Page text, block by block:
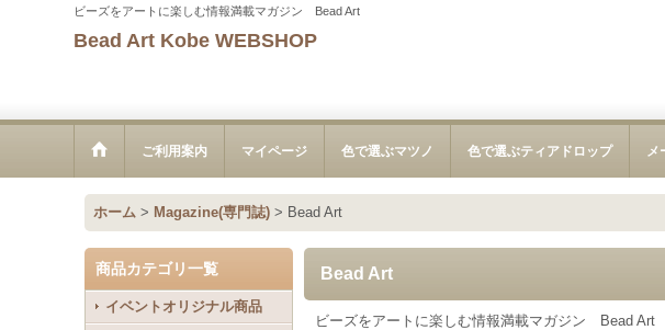
ビーズをアートに楽しむ情報満載マガジン Bead Art
Bead Art Kobe WEBSHOP
ご利用案内 マイページ 色で選ぶマツノ 色で選ぶティアドロップ メ
ホーム > Magazine(専門誌) > Bead Art
商品カテゴリ一覧
イベントオリジナル商品
Bead Art
ビーズをアートに楽しむ情報満載マガジン Bead Art